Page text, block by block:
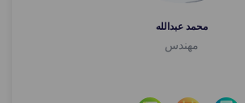
محمد عبدالله
مهندس